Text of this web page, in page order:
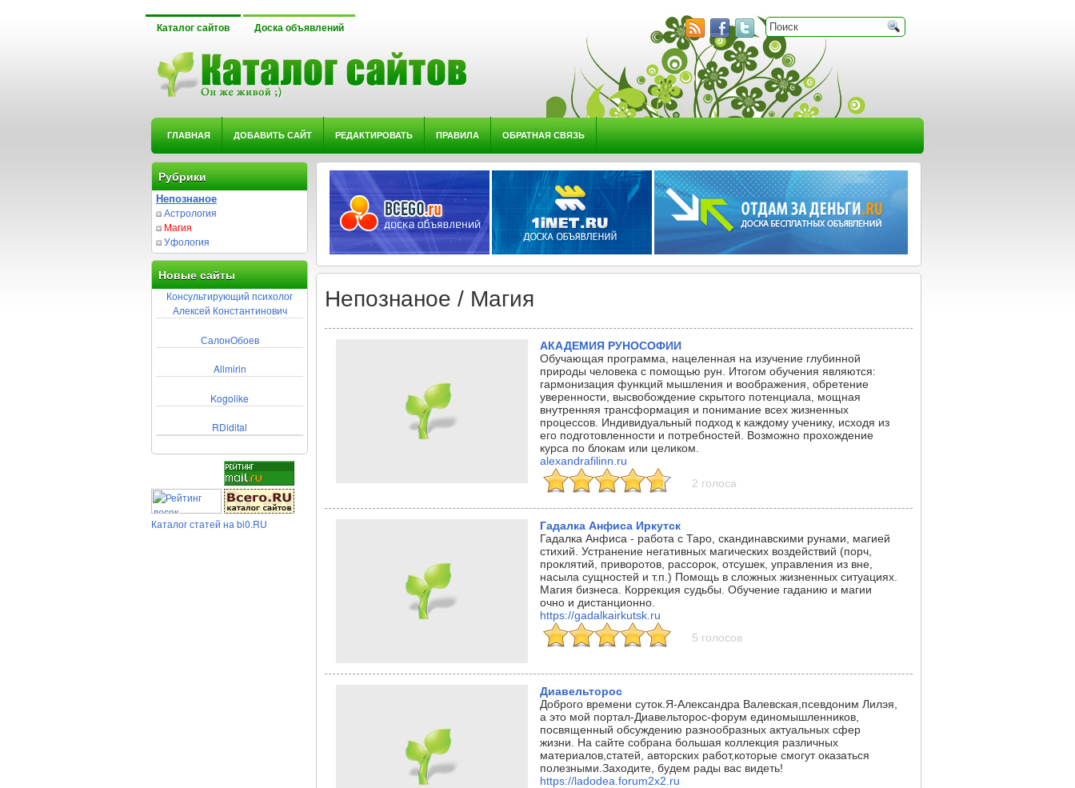
Каталог сайтов Доска объявлений
ГЛАВНАЯ ДОБАВИТЬ САЙТ РЕДАКТИРОВАТЬ ПРАВИЛА ОБРАТНАЯ СВЯЗЬ
Рубрики
Непознаное
Астрология
Магия
Уфология
Новые сайты
Консультирующий психолог
Алексей Константинович
СалонОбоев
Allmirin
Kogolike
RDidital
Каталог статей на bi0.RU
Непознаное / Магия
АКАДЕМИЯ РУНОСОФИИ
Обучающая программа, нацеленная на изучение глубинной
природы человека с помощью рун. Итогом обучения являются:
гармонизация функций мышления и воображения, обретение
уверенности, высвобождение скрытого потенциала, мощная
внутренняя трансформация и понимание всех жизненных
процессов. Индивидуальный подход к каждому ученику, исходя из
его подготовленности и потребностей. Возможно прохождение
курса по блокам или целиком.
alexandrafilinn.ru
2 голоса
Гадалка Анфиса Иркутск
Гадалка Анфиса - работа с Таро, скандинавскими рунами, магией
стихий. Устранение негативных магических воздействий (порч,
проклятий, приворотов, рассорок, отсушек, управления из вне,
насыла сущностей и т.п.) Помощь в сложных жизненных ситуациях.
Магия бизнеса. Коррекция судьбы. Обучение гаданию и магии
очно и дистанционно.
https://gadalkairkutsk.ru
5 голосов
Диавельторос
Доброго времени суток.Я-Александра Валевская,псевдоним Лилэя,
а это мой портал-Диавельторос-форум единомышленников,
посвященный обсуждению разнообразных актуальных сфер
жизни. На сайте собрана большая коллекция различных
материалов,статей, авторских работ,которые смогут оказаться
полезными.Заходите, будем рады вас видеть!
https://ladodea.forum2x2.ru